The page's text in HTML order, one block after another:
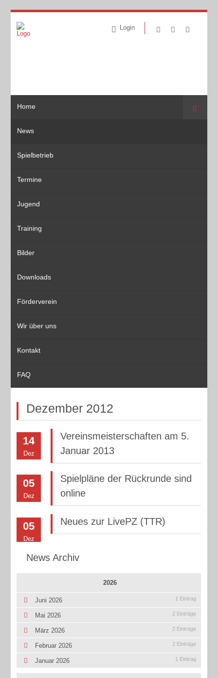
Login
Home
News
Spielbetrieb
Termine
Jugend
Training
Bilder
Downloads
Förderverein
Wir über uns
Kontakt
FAQ
Suche
Dezember 2012
14
Dez
Vereinsmeisterschaften am 5.
Januar 2013
05
Dez
Spielpläne der Rückrunde sind
online
05
Dez
Neues zur LivePZ (TTR)
News Archiv
2026
Juni 2026 1 Eintrag
Mai 2026 2 Einträge
März 2026 2 Einträge
Februar 2026 2 Einträge
Januar 2026 1 Eintrag